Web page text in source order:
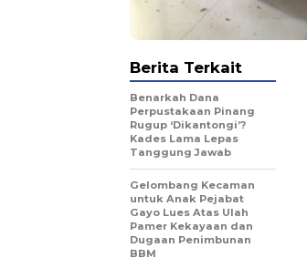
Berita Terkait
Benarkah Dana
Perpustakaan Pinang
Rugup ‘Dikantongi’?
Kades Lama Lepas
Tanggung Jawab
Gelombang Kecaman
untuk Anak Pejabat
Gayo Lues Atas Ulah
Pamer Kekayaan dan
Dugaan Penimbunan
BBM